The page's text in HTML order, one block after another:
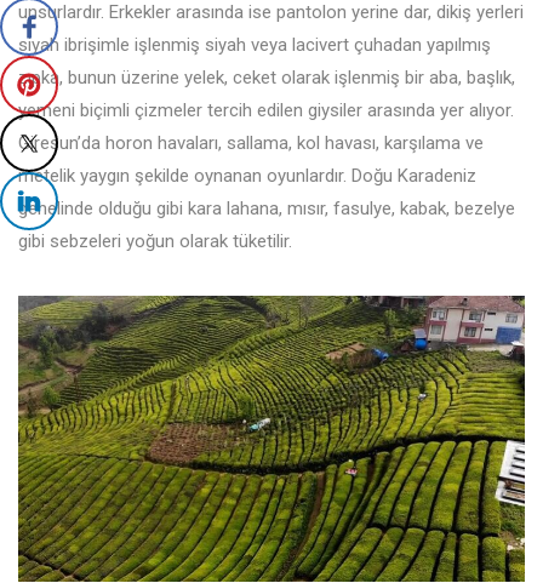
unsurlardır. Erkekler arasında ise pantolon yerine dar, dikiş yerleri
siyah ibrişimle işlenmiş siyah veya lacivert çuhadan yapılmış
zıpka, bunun üzerine yelek, ceket olarak işlenmiş bir aba, başlık,
yemeni biçimli çizmeler tercih edilen giysiler arasında yer alıyor.
Giresun’da horon havaları, sallama, kol havası, karşılama ve
metelik yaygın şekilde oynanan oyunlardır. Doğu Karadeniz
genelinde olduğu gibi kara lahana, mısır, fasulye, kabak, bezelye
gibi sebzeleri yoğun olarak tüketilir.